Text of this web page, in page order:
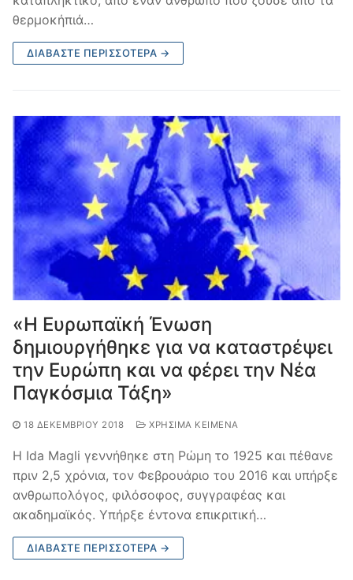
θερμοκήπιά…
ΔΙΑΒΆΣΤΕ ΠΕΡΙΣΣΌΤΕΡΑ →
«Η Ευρωπαϊκή Ένωση
δημιουργήθηκε για να καταστρέψει
την Ευρώπη και να φέρει την Νέα
Παγκόσμια Τάξη»
18 ΔΕΚΕΜΒΡΊΟΥ 2018 ΧΡΉΣΙΜΑ ΚΕΊΜΕΝΑ
Η Ida Magli γεννήθηκε στη Ρώμη το 1925 και πέθανε
πριν 2,5 χρόνια, τον Φεβρουάριο του 2016 και υπήρξε
ανθρωπολόγος, φιλόσοφος, συγγραφέας και
ακαδημαϊκός. Υπήρξε έντονα επικριτική…
ΔΙΑΒΆΣΤΕ ΠΕΡΙΣΣΌΤΕΡΑ →